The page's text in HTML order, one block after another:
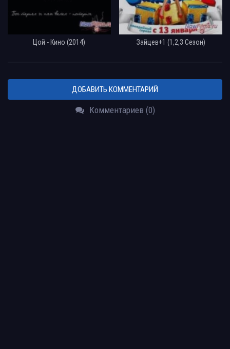
Цой - Кино (2014) Зайцев+1 (1,2,3 Сезон)
ДОБАВИТЬ КОММЕНТАРИЙ
Комментариев (0)